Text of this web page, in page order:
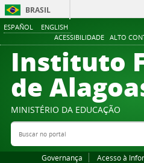
ESPAÑOL ENGLISH
ACESSIBILIDADE ALTO
BRASIL
Instituto
de
MINISTÉRIO DA EDUCAÇÃO
Buscar no portal
Governança Acesso à